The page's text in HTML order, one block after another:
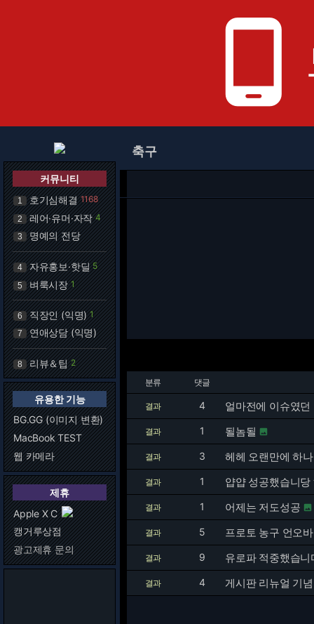
phone_android
커뮤니티
1 호기심해결 1168
2 레어·유머·자작 4
3 명예의 전당
4 자유홍보·핫딜 5
5 벼룩시장 1
6 직장인 (익명) 1
7 연애상담 (익명)
8 리뷰＆팁 2
유용한 기능
BG.GG (이미지 변환)
MacBook TEST
웹 카메라
제휴
Apple X C
캥거루상점
광고제휴 문의
축구
분류 댓글
결과 4 얼마전에 이슈였던
결과 1 될놈될 
결과 3 헤헤 오랜만에 하
결과 1 얍얍 성공했습니당
결과 1 어제는 저도성공 
결과 5 프로토 농구 언오
결과 9 유로파 적중했습니
결과 4 게시판 리뉴얼 기